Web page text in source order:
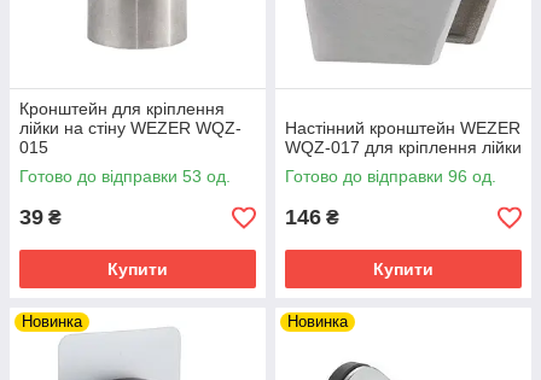
Кронштейн для кріплення
лійки на стіну WEZER WQZ-
015
Готово до відправки 53 од.
39 ₴
Купити
Настінний кронштейн WEZER
WQZ-017 для кріплення лійки
Готово до відправки 96 од.
146 ₴
Купити
Новинка Новинка